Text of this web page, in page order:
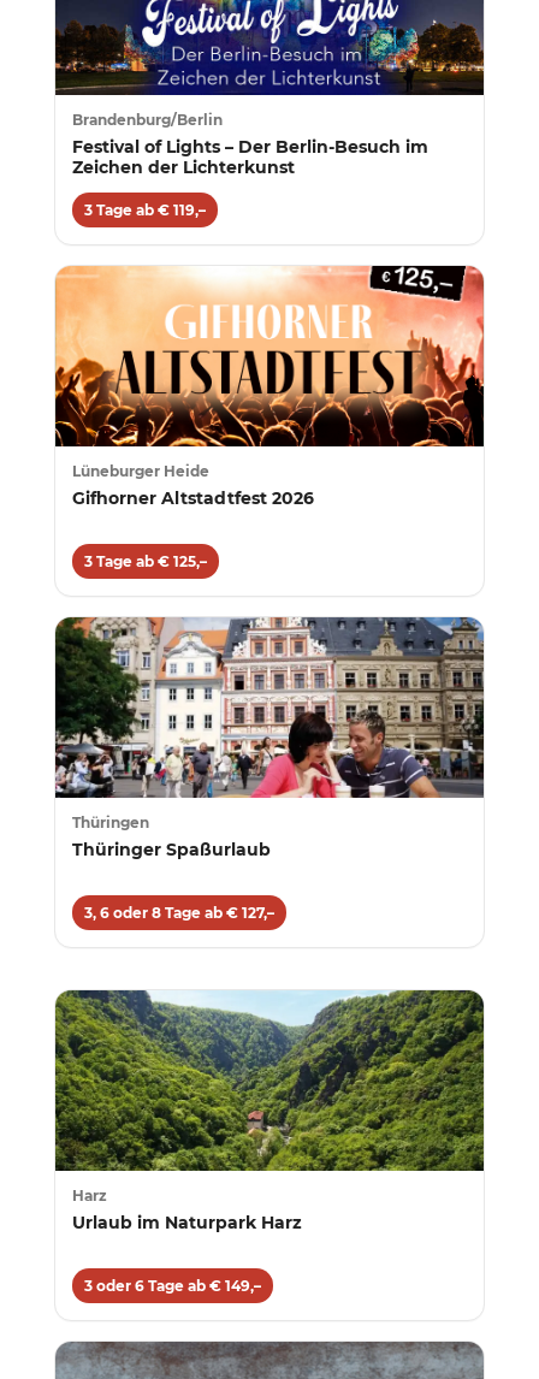
Brandenburg/Berlin
Festival of Lights – Der Berlin-Besuch im
Zeichen der Lichterkunst
3 Tage ab € 119,–
Lüneburger Heide
Gifhorner Altstadtfest 2026
3 Tage ab € 125,–
Thüringen
Thüringer Spaßurlaub
3, 6 oder 8 Tage ab € 127,–
Harz
Urlaub im Naturpark Harz
3 oder 6 Tage ab € 149,–